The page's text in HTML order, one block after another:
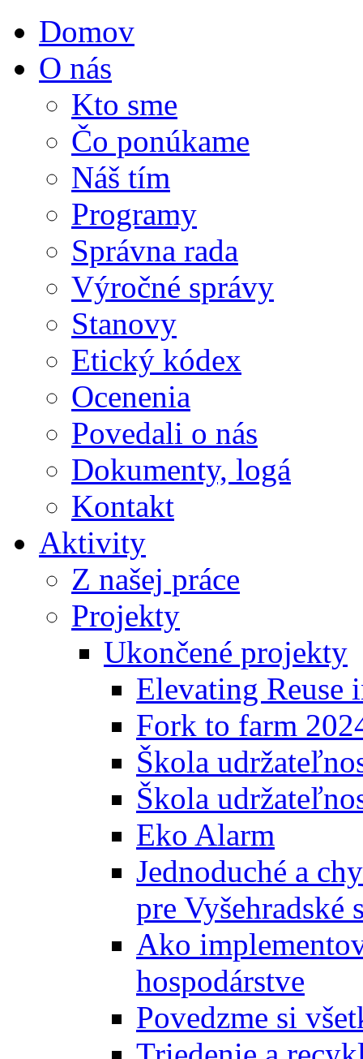
Domov
O nás
Kto sme
Čo ponúkame
Náš tím
Programy
Správna rada
Výročné správy
Stanovy
Etický kódex
Ocenenia
Povedali o nás
Dokumenty, logá
Kontakt
Aktivity
Z našej práce
Projekty
Ukončené projekty
Elevating Reuse
Fork to farm
Škola
Škola
Eko Alarm
Jednoduché a
pre Vyšehradské
Ako
hospodárstve
Povedzme si